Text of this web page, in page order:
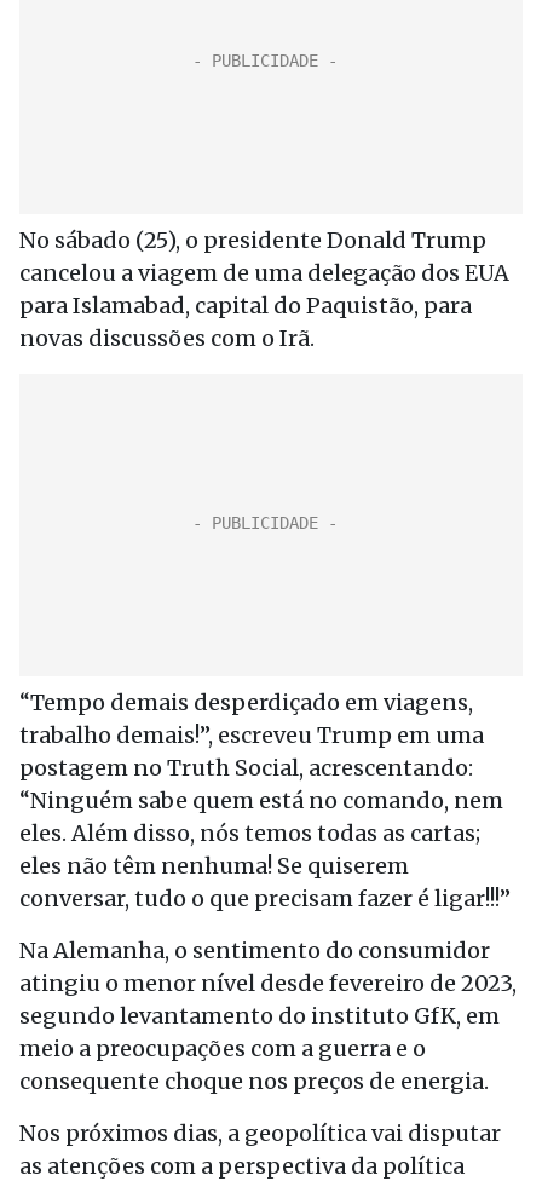
No sábado (25), o presidente Donald Trump
cancelou a viagem de uma delegação dos EUA
para Islamabad, capital do Paquistão, para
novas discussões com o Irã.
“Tempo demais desperdiçado em viagens,
trabalho demais!”, escreveu Trump em uma
postagem no Truth Social, acrescentando:
“Ninguém sabe quem está no comando, nem
eles. Além disso, nós temos todas as cartas;
eles não têm nenhuma! Se quiserem
conversar, tudo o que precisam fazer é ligar!!!”
Na Alemanha, o sentimento do consumidor
atingiu o menor nível desde fevereiro de 2023,
segundo levantamento do instituto GfK, em
meio a preocupações com a guerra e o
consequente choque nos preços de energia.
Nos próximos dias, a geopolítica vai disputar
as atenções com a perspectiva da política